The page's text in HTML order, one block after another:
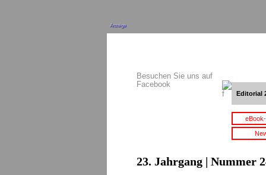
Anzeige
Besuchen Sie uns auf
Facebook
Editorial
23. Jahrgang | Nummer